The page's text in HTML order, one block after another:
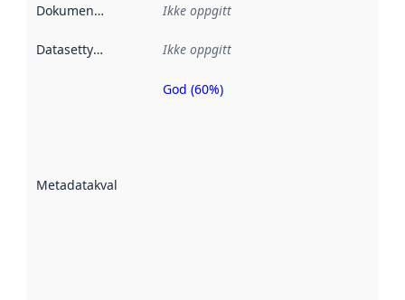
Dokumentasjon Ikke oppgitt
Datasettype Ikke oppgitt
Metadatakvalitet
Metadatakvalitet
God (60%)